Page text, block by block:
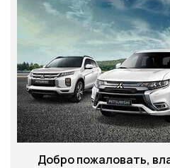
Добро пожаловать,